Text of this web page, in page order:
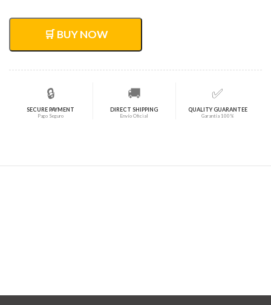
🛒 BUY NOW
🔒
SECURE PAYMENT
Pago Seguro
🚚
DIRECT SHIPPING
Envío Oficial
✅
QUALITY GUARANTEE
Garantía 100%